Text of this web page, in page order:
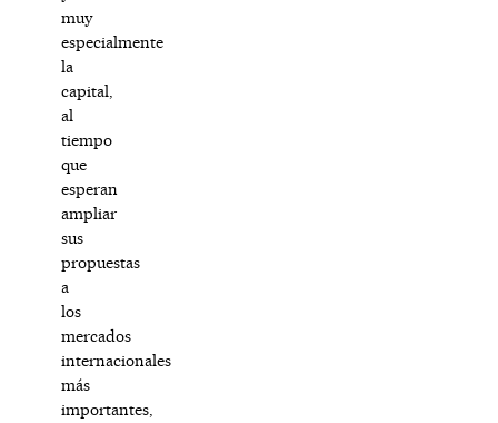
muy
especialmente
la
capital,
al
tiempo
que
esperan
ampliar
sus
propuestas
a
los
mercados
internacionales
más
importantes,